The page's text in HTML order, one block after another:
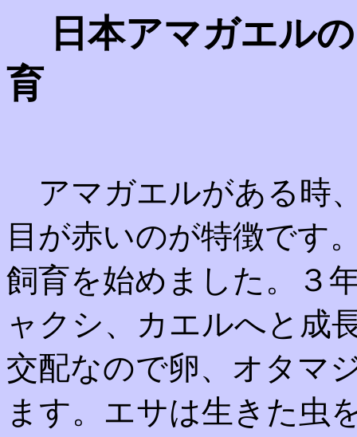
日本アマガエル
育
アマガエルがある時
目が赤いのが特徴です
飼育を始めました。３
ャクシ、カエルへと成
交配なので卵、オタマ
ます。エサは生きた虫